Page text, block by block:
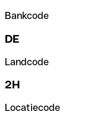
Bankcode
DE
Landcode
2H
Locatiecode